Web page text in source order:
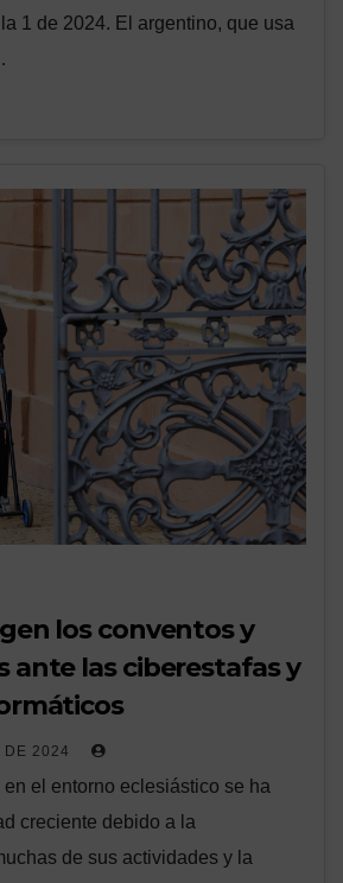
1 de 2024. El argentino, que usa
los conventos y
ante las ciberestafas y
DE 2024
el entorno eclesiástico se ha
creciente debido a la
de sus actividades y la